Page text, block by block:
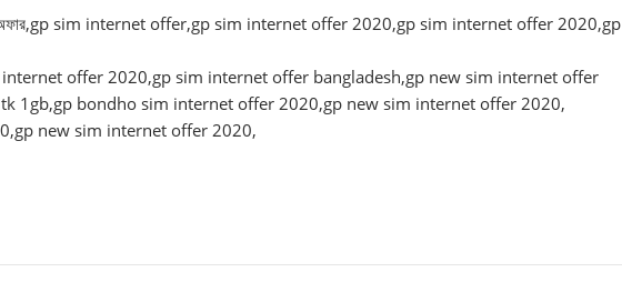
অফার,gp sim internet offer,gp sim internet offer 2020,gp sim internet offer 2020,gp
offer 2020,gp sim internet offer bangladesh,gp new sim internet offer
1gb,gp bondho sim internet offer 2020,gp new sim internet offer 2020,
new sim internet offer 2020,